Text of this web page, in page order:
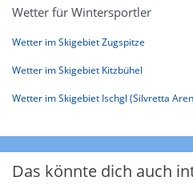
Wetter für Wintersportler
Wetter im Skigebiet Zugspitze
Wetter im Skigebiet Kitzbühel
Wetter im Skigebiet Ischgl (Silvretta
Das könnte dich auch